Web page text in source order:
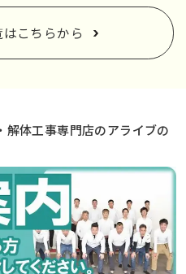
こちらから
体工事専門店のアライブの